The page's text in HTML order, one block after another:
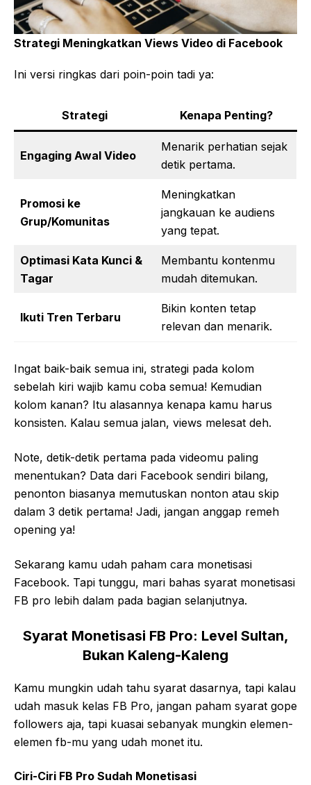
Strategi Meningkatkan Views Video di Facebook
Ini versi ringkas dari poin-poin tadi ya:
Strategi Kenapa Penting?
Engaging Awal Video
Menarik perhatian sejak
detik pertama.
Promosi ke
Grup/Komunitas
Meningkatkan
jangkauan ke audiens
yang tepat.
Optimasi Kata Kunci &
Tagar
Membantu kontenmu
mudah ditemukan.
Ikuti Tren Terbaru
Bikin konten tetap
relevan dan menarik.
Ingat baik-baik semua ini, strategi pada kolom
sebelah kiri wajib kamu coba semua! Kemudian
kolom kanan? Itu alasannya kenapa kamu harus
konsisten. Kalau semua jalan, views melesat deh.
Note, detik-detik pertama pada videomu paling
menentukan? Data dari Facebook sendiri bilang,
penonton biasanya memutuskan nonton atau skip
dalam 3 detik pertama! Jadi, jangan anggap remeh
opening ya!
Sekarang kamu udah paham cara monetisasi
Facebook. Tapi tunggu, mari bahas syarat monetisasi
FB pro lebih dalam pada bagian selanjutnya.
Syarat Monetisasi FB Pro: Level Sultan,
Bukan Kaleng-Kaleng
Kamu mungkin udah tahu syarat dasarnya, tapi kalau
udah masuk kelas FB Pro, jangan paham syarat gope
followers aja, tapi kuasai sebanyak mungkin elemen-
elemen fb-mu yang udah monet itu.
Ciri-Ciri FB Pro Sudah Monetisasi